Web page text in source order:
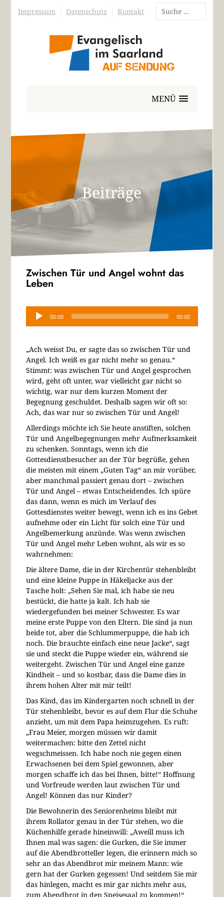
Impressum Datenschutz Kontakt
MENÜ
Beiträge
Zwischen Tür und Angel wohnt das
Leben
Player
00:00 00:00
„Ach weisst Du, er sagte das so zwischen Tür und
Angel. Ich weiß es gar nicht mehr so genau.“
Stimmt: was zwischen Tür und Angel gesprochen
wird, geht oft unter, war vielleicht gar nicht so
wichtig, war nur dem kurzen Moment der
Begegnung geschuldet. Deshalb sagen wir oft so:
Ach, das war nur so zwischen Tür und Angel!
Allerdings möchte ich Sie heute anstiften, solchen
Tür und Angelbegegnungen mehr Aufmerksamkeit
zu schenken. Sonntags, wenn ich die
Gottesdienstbesucher an der Tür begrüße, gehen
die meisten mit einem „Guten Tag“ an mir vorüber,
aber manchmal passiert genau dort – zwischen
Tür und Angel – etwas Entscheidendes. Ich spüre
das dann, wenn es mich im Verlauf des
Gottesdienstes weiter bewegt, wenn ich es ins Gebet
aufnehme oder ein Licht für solch eine Tür und
Angelbemerkung anzünde. Was wenn zwischen
Tür und Angel mehr Leben wohnt, als wir es so
wahrnehmen:
Die ältere Dame, die in der Kirchentür stehenbleibt
und eine kleine Puppe in Häkeljacke aus der
Tasche holt: „Sehen Sie mal, ich habe sie neu
bestückt, die hatte ja kalt. Ich hab sie
wiedergefunden bei meiner Schwester. Es war
meine erste Puppe von den Eltern. Die sind ja nun
beide tot, aber die Schlummerpuppe, die hab ich
noch. Die brauchte einfach eine neue Jacke“, sagt
sie und steckt die Puppe wieder ein, während sie
weitergeht. Zwischen Tür und Angel eine ganze
Kindheit – und so kostbar, dass die Dame dies in
ihrem hohen Alter mit mir teilt!
Das Kind, das im Kindergarten noch schnell in der
Tür stehenbleibt, bevor es auf dem Flur die Schuhe
anzieht, um mit dem Papa heimzugehen. Es ruft:
„Frau Meier, morgen müssen wir damit
weitermachen: bitte den Zettel nicht
wegschmeissen. Ich habe noch nie gegen einen
Erwachsenen bei dem Spiel gewonnen, aber
morgen schaffe ich das bei Ihnen, bitte!“ Hoffnung
und Vorfreude werden laut zwischen Tür und
Angel! Können das nur Kinder?
Die Bewohnerin des Seniorenheims bleibt mit
ihrem Rollator genau in der Tür stehen, wo die
Küchenhilfe gerade hineinwill: „Aweill muss ich
Ihnen mal was sagen: die Gurken, die Sie immer
auf die Abendbrotteller legen, die erinnern mich so
sehr an das Abendbrot mir meinem Mann: wie
gern hat der Gurken gegessen! Und seitdem Sie mir
das hinlegen, macht es mir gar nichts mehr aus,
zum Abendbrot in den Speisesaal zu kommen!“